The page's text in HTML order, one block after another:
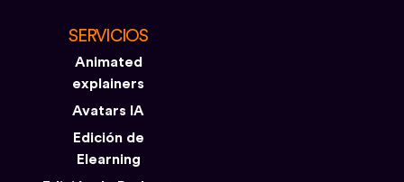
SERVICIOS
Animated
explainers
Avatars IA
Edición de
Elearning